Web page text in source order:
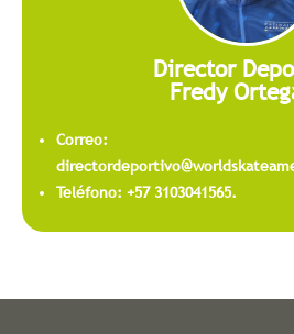
Director
Fredy
Correo:
Teléfono: +57 3103041565.